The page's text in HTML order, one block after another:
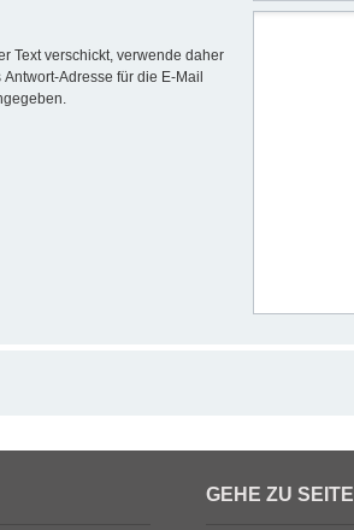
Text verschickt, verwende daher
Adresse für die E-Mail
GEHE ZU SEITE